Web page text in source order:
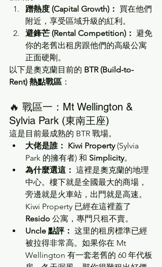
蹭熱度 (Capital Growth)： 買在他們
附近，享受區域升級的紅利。
避鋒芒 (Rental Competition)： 避免
你的老舊出租房跟他們的高級公寓
正面硬剛。
以下是奧克蘭目前的 BTR (Build-to-
Rent) 熱點戰區 ：
🔥 戰區一：Mt Wellington &
Sylvia Park (東南王座)
這是目前最成熟的 BTR 戰場。
大佬是誰： Kiwi Property (Sylvia
Park 的擁有者) 和 Simplicity。
為什麼選這： 這裡是奧克蘭的地理
中心。樓下就是全國最大的商場，
旁邊就是火車站，出門就是高速。
Kiwi Property 已經在這裡蓋了
Resido 公寓，專門只租不賣。
Uncle 點評： 这里的租房標準已經
被拉得非常高。如果你在 Mt
Wellington 有一套老舊的 60 年代板